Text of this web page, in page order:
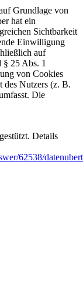
Grundlage von
hat ein
Sichtbarkeit
Einwilligung
auf
25 Abs. 1
von Cookies
des Nutzers (z. B.
Die
Details
62538/